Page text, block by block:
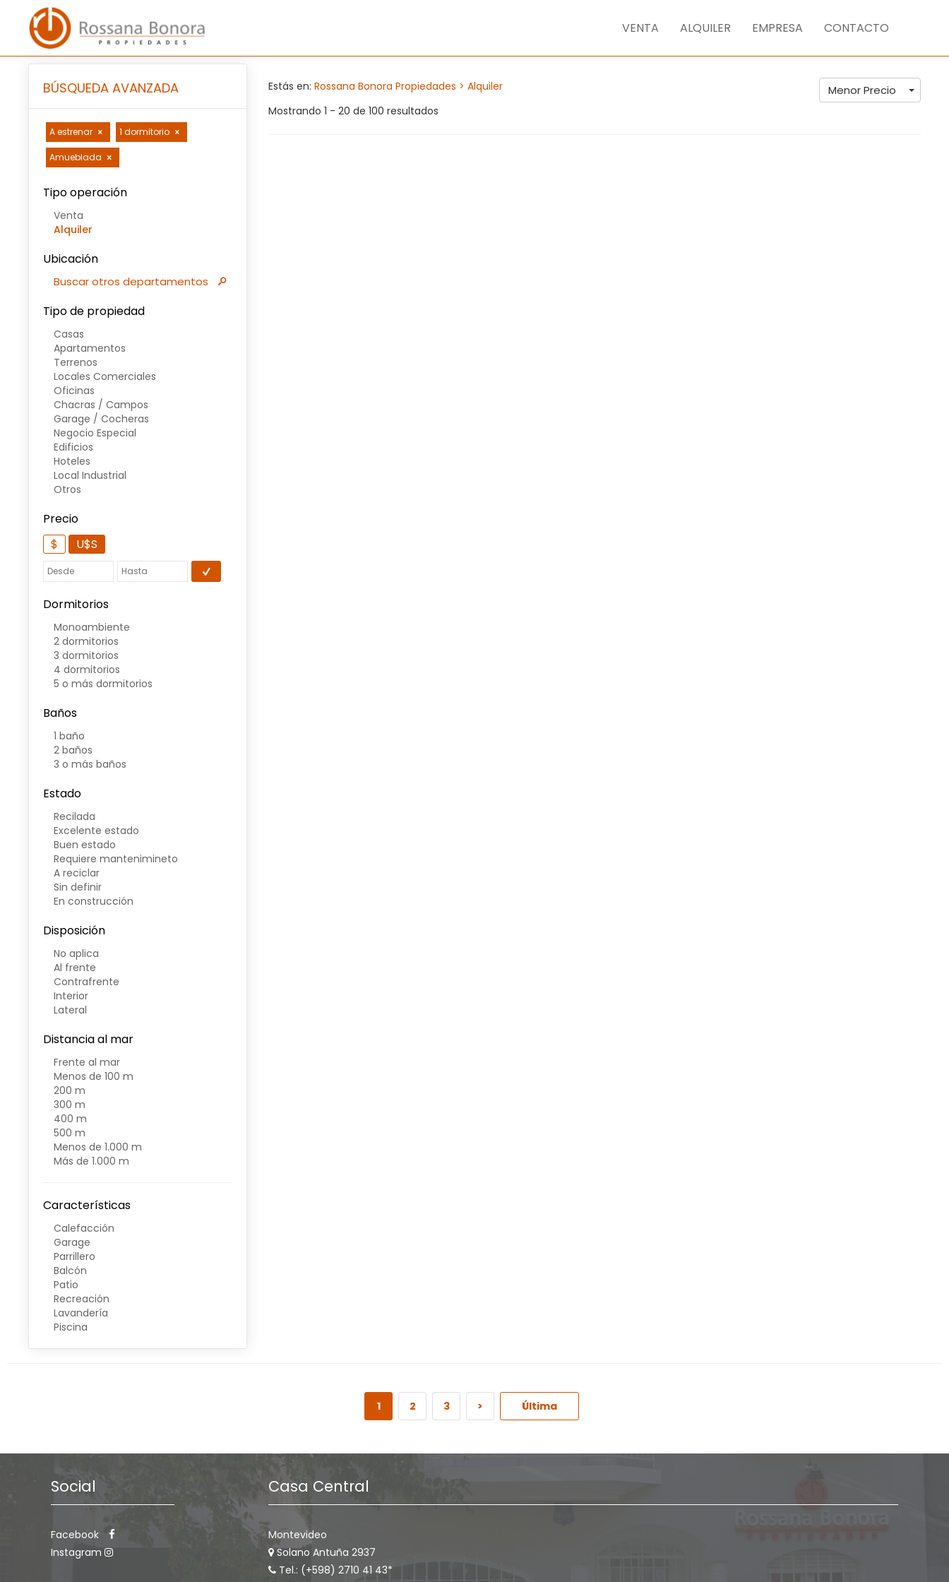
VENTA ALQUILER EMPRESA CONTACTO
BÚSQUEDA AVANZADA
A estrenar 1 dormitorio
Amueblada
Tipo operación
Venta
Alquiler
Ubicación
Buscar otros departamentos
Tipo de propiedad
Casas
Apartamentos
Terrenos
Locales Comerciales
Oficinas
Chacras / Campos
Garage / Cocheras
Negocio Especial
Edificios
Hoteles
Local Industrial
Otros
Precio
$
U$S
Dormitorios
Monoambiente
2 dormitorios
3 dormitorios
4 dormitorios
5 o más dormitorios
Baños
1 baño
2 baños
3 o más baños
Estado
Recilada
Excelente estado
Buen estado
Requiere mantenimineto
A reciclar
Sin definir
En construcción
Disposición
No aplica
Al frente
Contrafrente
Interior
Lateral
Distancia al mar
Frente al mar
Menos de 100 m
200 m
300 m
400 m
500 m
Menos de 1.000 m
Más de 1.000 m
Características
Calefacción
Garage
Parrillero
Balcón
Patio
Recreación
Lavandería
Piscina
Estás en: Rossana Bonora Propiedades > Alquiler
Mostrando 1 - 20 de 100 resultados
Menor Precio
1 2 3 > Última
Social
Facebook
Instagram
Casa Central
Montevideo
Solano Antuña 2937
Tel.: (+598) 2710 41 43*